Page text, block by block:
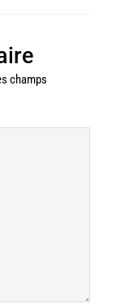
champs